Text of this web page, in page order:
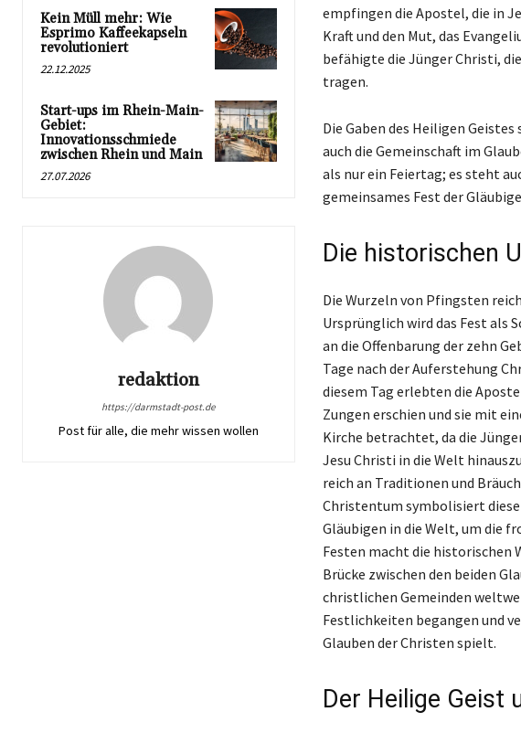
Kein Müll mehr: Wie
Esprimo Kaffeekapseln
revolutioniert
22.12.2025
Start-ups im Rhein-Main-
Gebiet:
Innovationsschmiede
zwischen Rhein und Main
27.07.2026
redaktion
https://darmstadt-post.de
Post für alle, die mehr wissen wollen
empfingen die Apostel, die in
Kraft und den Mut, das
befähigte die Jünger Christi,
tragen.
Die Gaben des Heiligen
auch die Gemeinschaft im
als nur ein Feiertag; es steht
gemeinsames Fest der
Die historischen
Die Wurzeln von Pfingsten
Ursprünglich wird das Fest als
an die Offenbarung der zehn
Tage nach der Auferstehung
diesem Tag erlebten die
Zungen erschien und sie mit
Kirche betrachtet, da die
Jesu Christi in die Welt
reich an Traditionen und
Christentum symbolisiert diese
Gläubigen in die Welt, um die
Festen macht die historischen
Brücke zwischen den beiden
christlichen Gemeinden
Festlichkeiten begangen und
Glauben der Christen spielt.
Der Heilige Geist